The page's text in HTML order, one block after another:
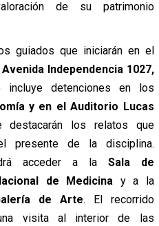
de su patrimonio
guiados que iniciarán en el
Avenida Independencia 1027,
incluye detenciones en los
y en el Auditorio Lucas
los relatos que
presente de la disciplina.
acceder a la Sala de
de Medicina y a la
de Arte. El recorrido
visita al interior de las